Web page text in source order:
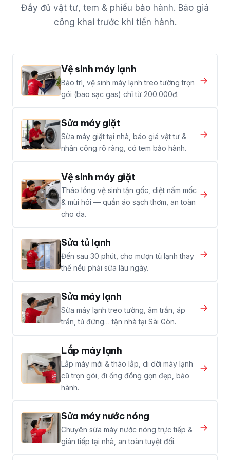
Đầy đủ vật tư, tem & phiếu bảo hành. Báo giá
công khai trước khi tiến hành.
Vệ sinh máy lạnh
Bảo trì, vệ sinh máy lạnh treo tường trọn
gói (bao sạc gas) chỉ từ 200.000đ.
Sửa máy giặt
Sửa máy giặt tại nhà, báo giá vật tư &
nhân công rõ ràng, có tem bảo hành.
Vệ sinh máy giặt
Tháo lồng vệ sinh tận gốc, diệt nấm mốc
& mùi hôi — quần áo sạch thơm, an toàn
cho da.
Sửa tủ lạnh
Đến sau 30 phút, cho mượn tủ lạnh thay
thế nếu phải sửa lâu ngày.
Sửa máy lạnh
Sửa máy lạnh treo tường, âm trần, áp
trần, tủ đứng… tận nhà tại Sài Gòn.
Lắp máy lạnh
Lắp máy mới & tháo lắp, di dời máy lạnh
cũ trọn gói, đi ống đồng gọn đẹp, bảo
hành.
Sửa máy nước nóng
Chuyên sửa máy nước nóng trực tiếp &
gián tiếp tại nhà, an toàn tuyệt đối.